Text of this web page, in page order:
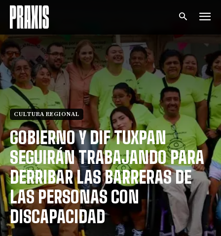
CULTURA REGIONAL
GOBIERNO Y DIF TUXPAN
SEGUIRÁN TRABAJANDO PARA
DERRIBAR LAS BARRERAS DE
LAS PERSONAS CON
DISCAPACIDAD